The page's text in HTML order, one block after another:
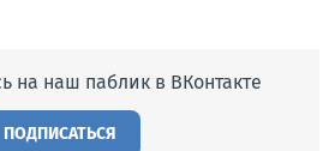
на наш паблик в ВКонтакте
ПОДПИСАТЬСЯ